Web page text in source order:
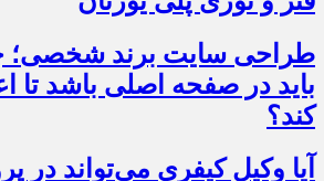
طراحی سایت برند شخصی؛
باید در صفحه اصلی باشد تا
کند؟
آیا وکیل کیفری می‌تواند در